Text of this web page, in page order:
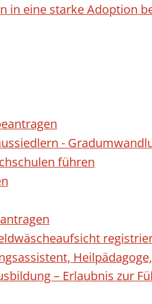
in eine starke Adoption
-
führen
– Erlaubnis zur